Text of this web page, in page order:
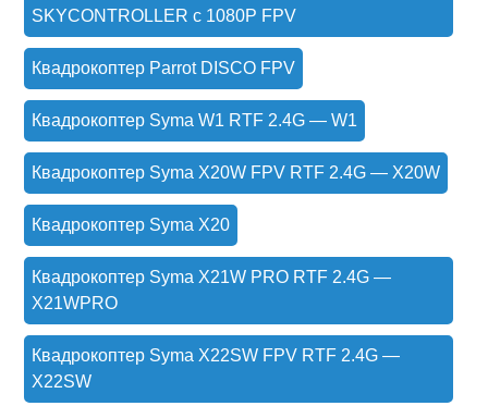
SKYCONTROLLER с 1080P FPV
Квадрокоптер Parrot DISCO FPV
Квадрокоптер Syma W1 RTF 2.4G — W1
Квадрокоптер Syma X20W FPV RTF 2.4G — X20W
Квадрокоптер Syma X20
Квадрокоптер Syma X21W PRO RTF 2.4G —
X21WPRO
Квадрокоптер Syma X22SW FPV RTF 2.4G —
X22SW